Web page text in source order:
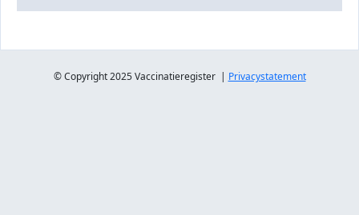
© Copyright 2025 Vaccinatieregister | Privacystatement